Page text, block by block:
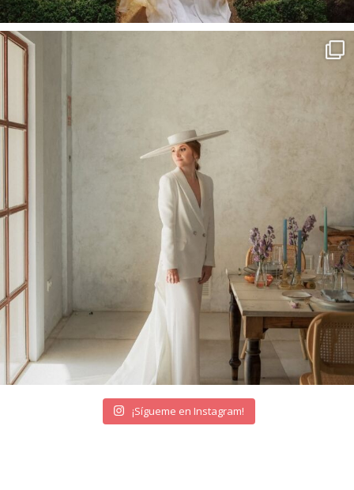
¡Sígueme en Instagram!